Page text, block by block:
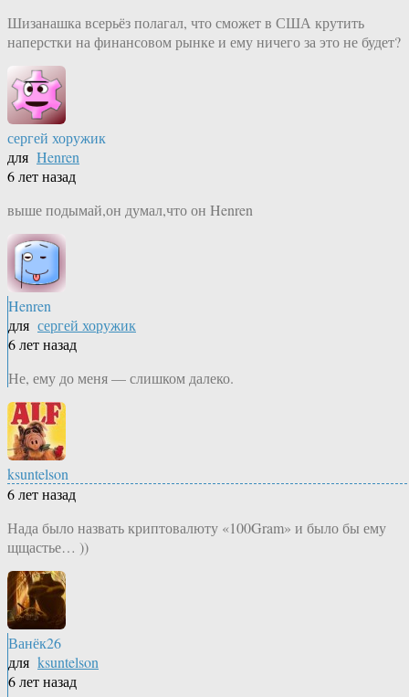
Шизанашка всерьёз полагал, что сможет в США крутить
наперстки на финансовом рынке и ему ничего за это не будет?
сергей хоружик
для Henren
6 лет назад
выше подымай,он думал,что он Henren
Henren
для сергей хоружик
6 лет назад
Не, ему до меня — слишком далеко.
ksuntelson
6 лет назад
Нада было назвать криптовалюту «100Gram» и было бы ему
щщастье… ))
Ванёк26
для ksuntelson
6 лет назад